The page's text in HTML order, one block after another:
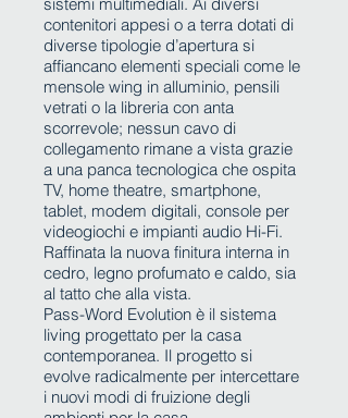
contenitori appesi o a terra dotati di
diverse tipologie d’apertura si
affiancano elementi speciali come le
mensole wing in alluminio, pensili
vetrati o la libreria con anta
scorrevole; nessun cavo di
collegamento rimane a vista grazie
a una panca tecnologica che ospita
TV, home theatre, smartphone,
tablet, modem digitali, console per
videogiochi e impianti audio Hi-Fi.
Raffinata la nuova finitura interna in
cedro, legno profumato e caldo, sia
al tatto che alla vista.
Pass-Word Evolution è il sistema
living progettato per la casa
contemporanea. Il progetto si
evolve radicalmente per intercettare
i nuovi modi di fruizione degli